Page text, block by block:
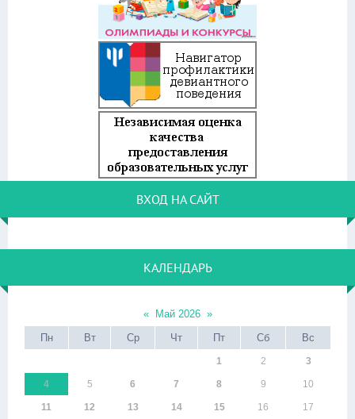
ВХОД НА САЙТ
КАЛЕНДАРЬ
« Май 2026 »
Пн
Вт Ср Чт Пт Сб Вс
1 2 3
4 5 6 7 8 9 10
11 12 13 14 15 16 17